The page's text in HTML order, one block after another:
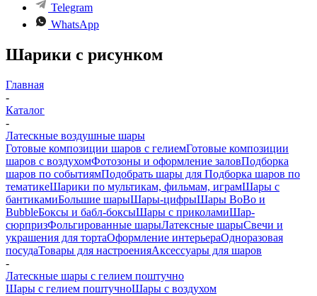
Telegram
WhatsApp
Шарики с рисунком
Главная
-
Каталог
-
Латескные воздушные шары
Готовые композиции шаров с гелиемГотовые композиции
шаров с воздухомФотозоны и оформление заловПодборка
шаров по событиямПодобрать шары для Подборка шаров по
тематикеШарики по мультикам, фильмам, играмШары с
бантикамиБольшие шарыШары-цифрыШары BoBo и
BubbleБоксы и бабл-боксыШары с приколамиШар-
сюрпризФольгированные шарыЛатексные шарыСвечи и
украшения для тортаОформление интерьераОдноразовая
посудаТовары для настроенияАксессуары для шаров
-
Латескные шары с гелием поштучно
Шары с гелием поштучноШары с воздухом